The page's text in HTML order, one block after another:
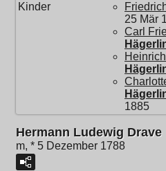
Kinder
25 Mär
Carl
1885
Hermann Ludewig Drave
m, * 5 Dezember 1788